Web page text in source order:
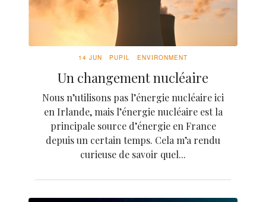
14 JUN PUPIL ENVIRONMENT
Un changement nucléaire
Nous n’utilisons pas l’énergie nucléaire ici
en Irlande, mais l’énergie nucléaire est la
principale source d’énergie en France
depuis un certain temps. Cela m’a rendu
curieuse de savoir quel...